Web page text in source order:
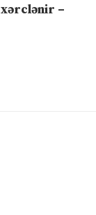
xərclənir –